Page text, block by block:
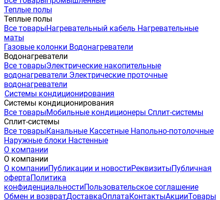
Теплые полы
Теплые полы
Все товарыНагревательный кабель Нагревательные
маты
Газовые колонки Водонагреватели
Водонагреватели
Все товарыЭлектрические накопительные
водонагреватели Электрические проточные
водонагреватели
Системы кондиционирования
Системы кондиционирования
Все товарыМобильные кондиционеры Сплит-системы
Сплит-системы
Все товарыКанальные Кассетные Напольно-потолочные
Наружные блоки Настенные
О компании
О компании
О компанииПубликации и новостиРеквизитыПубличная
офертаПолитика
конфиденциальностиПользовательское соглашение
Обмен и возвратДоставкаОплатаКонтактыАкцииТовары